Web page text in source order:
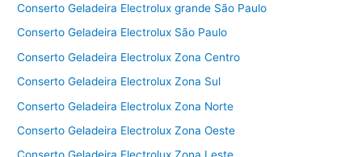
Conserto Geladeira Electrolux grande São Paulo
Conserto Geladeira Electrolux São Paulo
Conserto Geladeira Electrolux Zona Centro
Conserto Geladeira Electrolux Zona Sul
Conserto Geladeira Electrolux Zona Norte
Conserto Geladeira Electrolux Zona Oeste